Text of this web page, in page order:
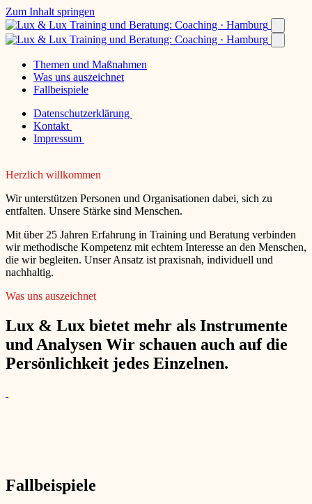
Zum Inhalt springen
Themen und Maßnahmen
Was uns auszeichnet
Fallbeispiele
Datenschutzerklärung
Kontakt
Impressum
Herzlich willkommen
Wir unterstützen Personen und Organisationen dabei, sich zu
entfalten. Unsere Stärke sind Menschen.
Mit über 25 Jahren Erfahrung in Training und Beratung verbinden
wir methodische Kompetenz mit echtem Interesse an den Menschen,
die wir begleiten. Unser Ansatz ist praxisnah, individuell und
nachhaltig.
Was uns auszeichnet
Lux & Lux bietet mehr als Instrumente
und Analysen Wir schauen auch auf die
Persönlichkeit jedes Einzelnen.
Fallbeispiele